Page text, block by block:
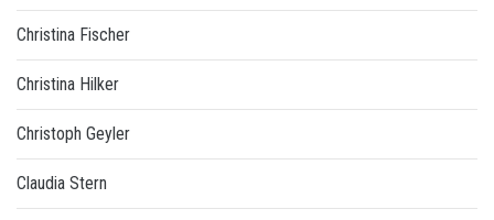
Christina Fischer
Christina Hilker
Christoph Geyler
Claudia Stern